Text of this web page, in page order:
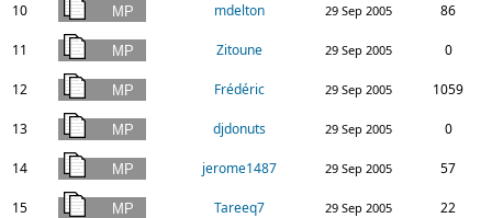
10 mdelton 29 Sep 2005 86
11 Zitoune 29 Sep 2005 0
12 Frédéric 29 Sep 2005 1059
13 djdonuts 29 Sep 2005 0
14 jerome1487 29 Sep 2005 57
15 Tareeq7 29 Sep 2005 22